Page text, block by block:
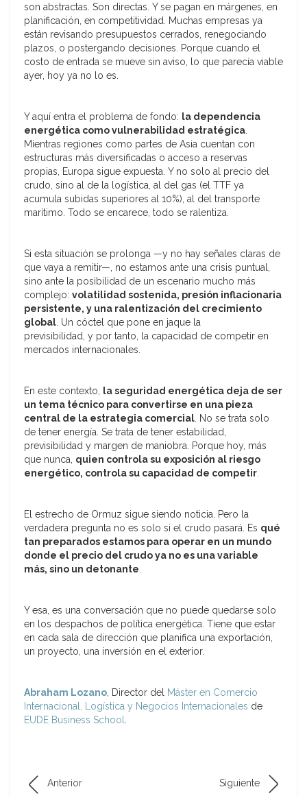
son abstractas. Son directas. Y se pagan en márgenes, en
planificación, en competitividad. Muchas empresas ya
están revisando presupuestos cerrados, renegociando
plazos, o postergando decisiones. Porque cuando el
costo de entrada se mueve sin aviso, lo que parecía viable
ayer, hoy ya no lo es.
Y aquí entra el problema de fondo: la dependencia
energética como vulnerabilidad estratégica.
Mientras regiones como partes de Asia cuentan con
estructuras más diversificadas o acceso a reservas
propias, Europa sigue expuesta. Y no solo al precio del
crudo, sino al de la logística, al del gas (el TTF ya
acumula subidas superiores al 10%), al del transporte
marítimo. Todo se encarece, todo se ralentiza.
Si esta situación se prolonga —y no hay señales claras de
que vaya a remitir—, no estamos ante una crisis puntual,
sino ante la posibilidad de un escenario mucho más
complejo: volatilidad sostenida, presión inflacionaria
persistente, y una ralentización del crecimiento
global. Un cóctel que pone en jaque la
previsibilidad, y por tanto, la capacidad de competir en
mercados internacionales.
En este contexto, la seguridad energética deja de ser
un tema técnico para convertirse en una pieza
central de la estrategia comercial. No se trata solo
de tener energía. Se trata de tener estabilidad,
previsibilidad y margen de maniobra. Porque hoy, más
que nunca, quien controla su exposición al riesgo
energético, controla su capacidad de competir.
El estrecho de Ormuz sigue siendo noticia. Pero la
verdadera pregunta no es solo si el crudo pasará. Es qué
tan preparados estamos para operar en un mundo
donde el precio del crudo ya no es una variable
más, sino un detonante.
Y esa, es una conversación que no puede quedarse solo
en los despachos de política energética. Tiene que estar
en cada sala de dirección que planifica una exportación,
un proyecto, una inversión en el exterior.
Abraham Lozano, Director del Máster en Comercio
Internacional, Logística y Negocios Internacionales de
EUDE Business School.
Anterior Siguiente